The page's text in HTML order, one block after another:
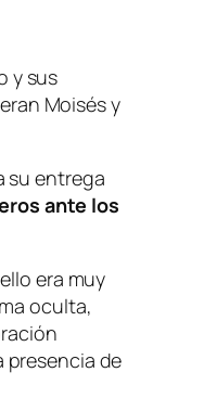
y sus
Moisés y
su entrega
ante los
era muy
oculta,
presencia de